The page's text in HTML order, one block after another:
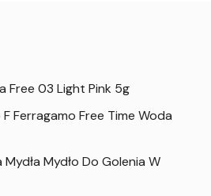
Free 03 Light Pink 5g
Ferragamo Free Time Woda
Mydło Do Golenia W